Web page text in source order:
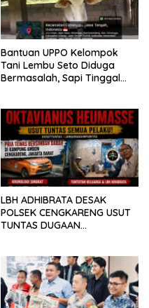
Bantuan UPPO Kelompok
Tani Lembu Seto Diduga
Bermasalah, Sapi Tinggal
LBH ADHIBRATA DESAK
POLSEK CENGKARENG USUT
TUNTAS DUGAAN